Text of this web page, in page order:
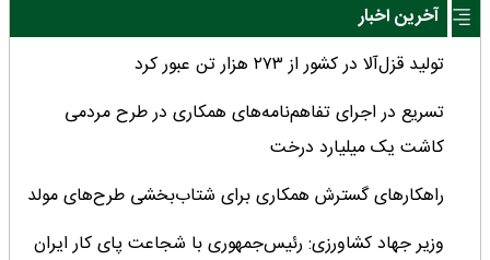
آخرین اخبار
تولید قزل‌آلا در کشور از ۲۷۳ هزار تن عبور کرد
تسریع در اجرای تفاهم‌نامه‌های همکاری در طرح مردمی
کاشت یک میلیارد درخت
راهکارهای گسترش همکاری برای شتاب‌بخشی طرح‌های مولد
وزیر جهاد کشاورزی: رئیس‌جمهوری با شجاعت پای کار ایران